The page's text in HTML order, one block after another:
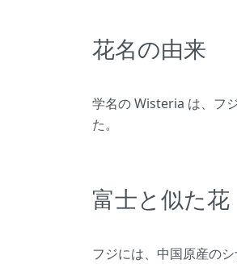
花名の由来
学名の Wisteria は、フ
た。
富士と似た花
フジには、中国原産の